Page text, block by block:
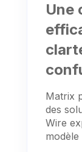
Une
Matrix
des
Wire